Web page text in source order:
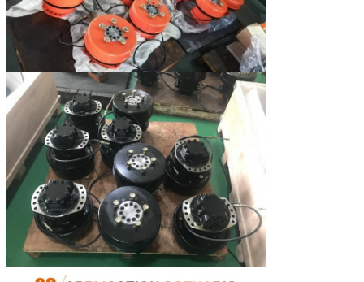
Couple évalué
550 700 750
Max.pressure
(MPA)
31,5 31,5 31,5
Max.torque (N.m) 650 850 950
Gamme de
vitesse (r/min)
0-390 0-310
Max.power
(kilowatts)
Le déplacement standard est 18kW (HMSE02 22kW),
rotation volumétrique 12kW (HMSE02 16.5kW) prioritaire,
aucune priorité n'est 9kW (HMSE02 11kW)